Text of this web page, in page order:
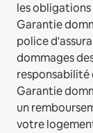
les
Garantie
police
dommages
responsabilité
Garantie
un
votre